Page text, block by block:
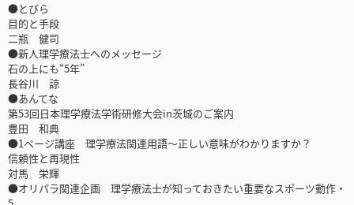
●とびら
目的と手段
二瓶 健司
●新人理学療法士へのメッセージ
石の上にも“5年”
長谷川 諒
●あんてな
第53回日本理学療法学術研修大会in茨城のご案内
豊田 和典
●1ページ講座 理学療法関連用語～正しい意味がわかりますか？
信頼性と再現性
対馬 栄輝
●オリパラ関連企画 理学療法士が知っておきたい重要なスポーツ動作・